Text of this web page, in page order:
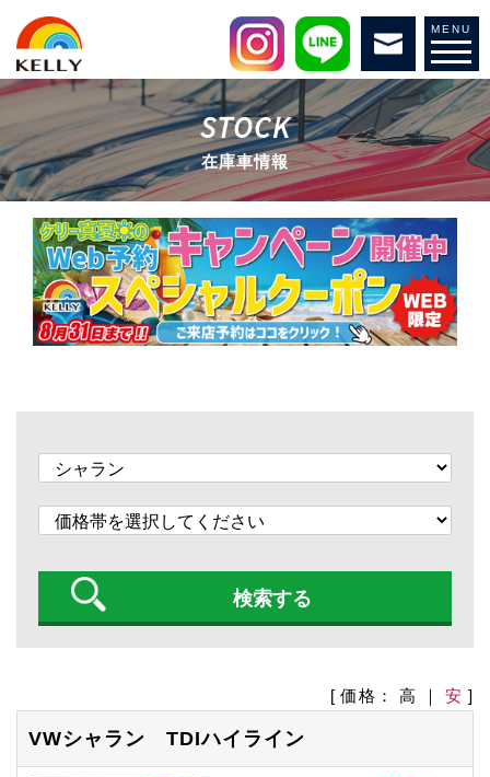
MENU
STOCK
在庫車情報
[ 価格： 高 ｜ 安 ]
VWシャラン TDIハイライン